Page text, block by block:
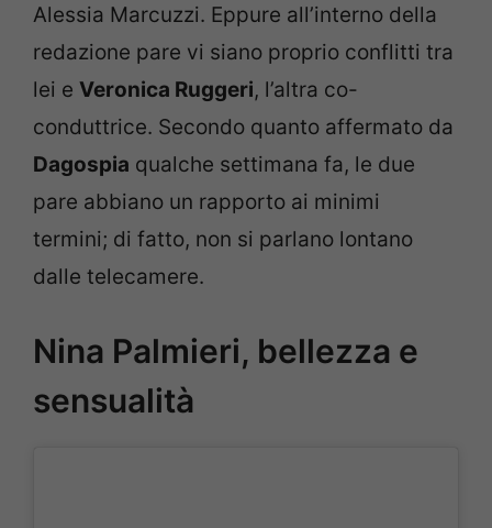
Alessia Marcuzzi. Eppure all’interno della
redazione pare vi siano proprio conflitti tra
lei e Veronica Ruggeri, l’altra co-
conduttrice. Secondo quanto affermato da
Dagospia qualche settimana fa, le due
pare abbiano un rapporto ai minimi
termini; di fatto, non si parlano lontano
dalle telecamere.
Nina Palmieri, bellezza e
sensualità